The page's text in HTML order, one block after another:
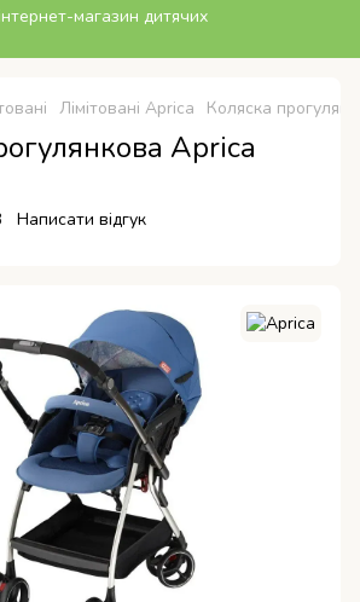
Лімітовані Aprica Коляска
Aprica
Написати відгук